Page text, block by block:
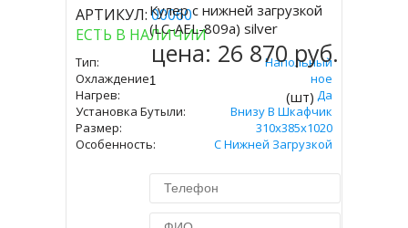
АРТИКУЛ:00060
ЕСТЬ В НАЛИЧИИ
Тип:
Напольный
Охлаждение:
Компрессорное
Нагрев:
Да
Установка Бутыли:
Внизу В Шкафчик
Размер:
310х385х1020
Особенность:
С Нижней Загрузкой
Купить
Кулер с нижней загрузкой
(LC-AEL-809a) silver
цена: 26 870 руб.
(шт)